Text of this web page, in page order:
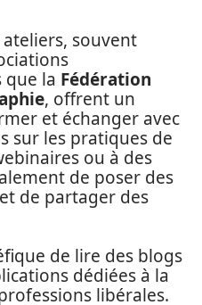
souvent
que la Fédération
, offrent un
et échanger avec
sur les pratiques de
ou à des
de poser des
de partager des
de lire des blogs
dédiées à la
libérales.